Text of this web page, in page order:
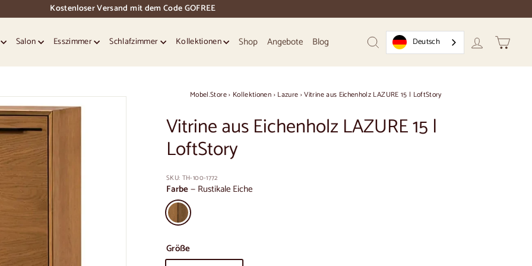
Dias
Kostenloser Versand mit dem Code GOFREE
Salon Esszimmer Schlafzimmer Kollektionen Shop Angebote Blog Suchen Deutsch Konto
Mobel.Store› Kollektionen › Lazure ›Vitrine aus Eichenholz LAZURE 15 | LoftStory
Vitrine aus Eichenholz LAZURE 15 |
LoftStory
SKU: TH-100-1772
Farbe— Rustikale Eiche
Größe